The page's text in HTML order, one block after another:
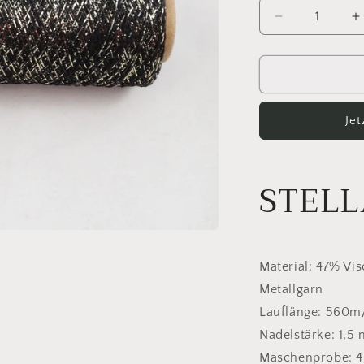
Verringere
die
Menge
Stellaris
Material: 47%
Metallgarn
Lauflänge:
Nadelstärke: 1,5
Maschenprobe: